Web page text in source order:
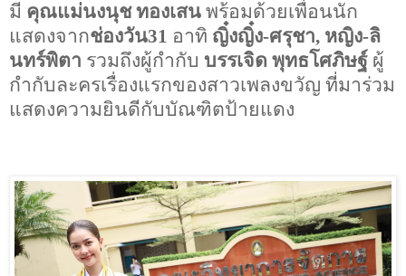
มี คุณแม่นงนุช ทองเสน พร้อมด้วยเพื่อนนัก
แสดงจากช่องวัน31 อาทิ ญิ๋งญิ๋ง-ศรุชา, หญิง-ลิ
นทร์พิตา รวมถึงผู้กำกับ บรรเจิด พุทธโศภิษฐ์ ผู้
กำกับละครเรื่องแรกของสาวเพลงขวัญ ที่มาร่วม
แสดงความยินดีกับบัณฑิตป้ายแดง